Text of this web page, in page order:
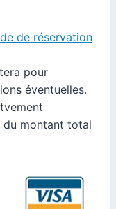
de réservation
pour
éventuelles.
du montant total